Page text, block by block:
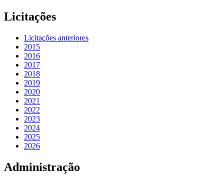
Licitações
Licitações anteriores
2015
2016
2017
2018
2019
2020
2021
2022
2023
2024
2025
2026
Administração